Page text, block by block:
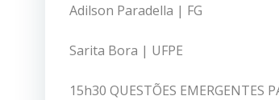
Adilson Paradella | FG
Sarita Bora | UFPE
15h30 QUESTÕES EMERGENTES